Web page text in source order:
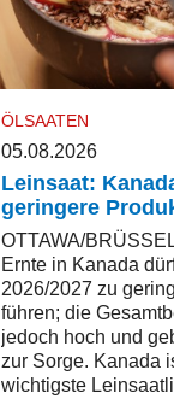
ÖLSAATEN
05.08.2026
Leinsaat:
geringere
OTTAWA/
Ernte in Kanada
2026/2027 zu
führen; die
jedoch hoch und
zur Sorge. Kanada
wichtigste